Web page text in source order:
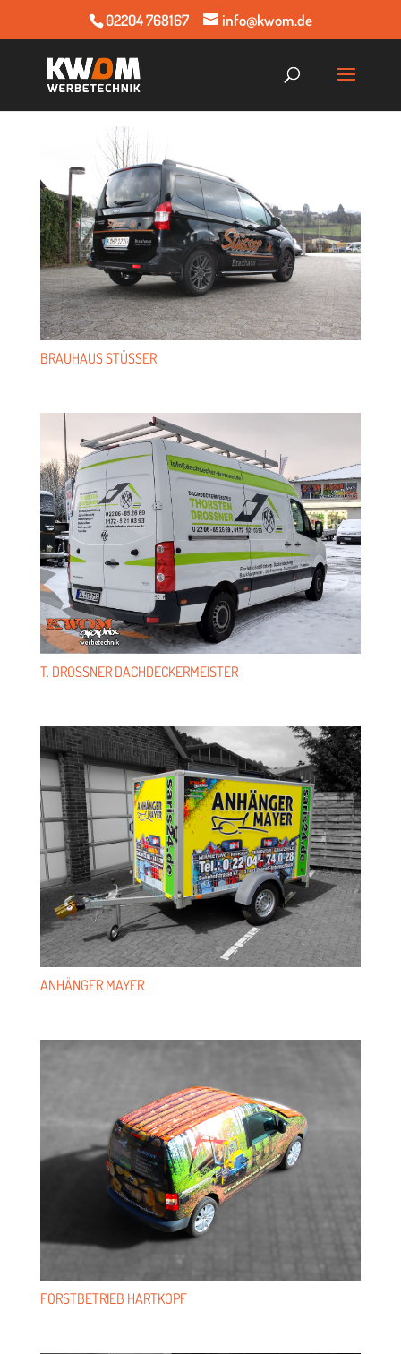
02204 768167 info@kwom.de
BRAU­HAUS STÜSSER
T. DROSS­NER DACHDECKERMEISTER
ANHÄN­GER MAYER
FORST­BE­TRIEB HARTKOPF